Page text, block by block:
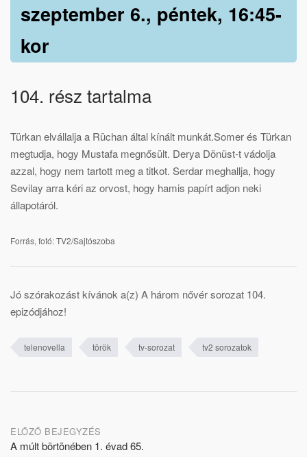
szeptember 6., péntek, 16:45-
kor
104. rész tartalma
Türkan elvállalja a Rüchan által kínált munkát.Somer és Türkan
megtudja, hogy Mustafa megnősült. Derya Dönüst-t vádolja
azzal, hogy nem tartott meg a titkot. Serdar meghallja, hogy
Sevilay arra kéri az orvost, hogy hamis papírt adjon neki
állapotáról.
Forrás, fotó: TV2/Sajtószoba
Jó szórakozást kívánok a(z) A három nővér sorozat 104.
epizódjához!
telenovella török tv-sorozat tv2 sorozatok
Post
ELŐZŐ BEJEGYZÉS
A múlt börtönében 1. évad 65.